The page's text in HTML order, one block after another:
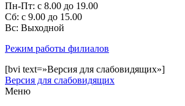
Пн-Пт: с 8.00 до 19.00
Сб: с 9.00 до 15.00
Bc: Выходной
Режим работы филиалов
[bvi text=»Версия для слабовидящих»]
Версия для слабовидящих
Меню